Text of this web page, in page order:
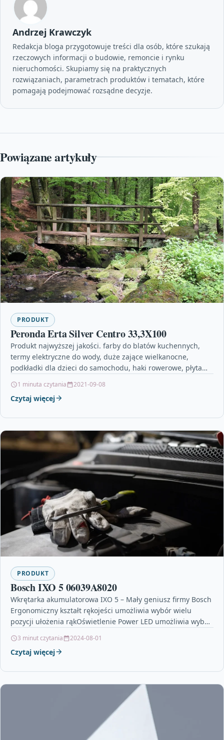
Andrzej Krawczyk
Redakcja bloga przygotowuje treści dla osób, które szukają
rzeczowych informacji o budowie, remoncie i rynku
nieruchomości. Skupiamy się na praktycznych
rozwiązaniach, parametrach produktów i tematach, które
pomagają podejmować rozsądne decyzje.
Powiązane artykuły
PRODUKT
Peronda Erta Silver Centro 33,3X100
Produkt najwyższej jakości. farby do blatów kuchennych,
termy elektryczne do wody, duże zające wielkanocne,
podkładki dla dzieci do samochodu, haki rowerowe, płyta
1 minuta czytania 2021-09-08
Czytaj więcej
PRODUKT
Bosch IXO 5 06039A8020
Wkrętarka akumulatorowa IXO 5 – Mały geniusz firmy Bosch
Ergonomiczny kształt rękojeści umożliwia wybór wielu
pozycji ułożenia rąkOświetlenie Power LED umożliwia wybór
3 minut czytania 2024-08-01
Czytaj więcej